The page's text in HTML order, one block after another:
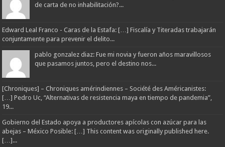
de carta de no inhabilitación?...
Edward Leal Franco - Caras de la Estafa: […] Fiscalía y Titeradas trabajarán
conjuntamente para prevenir el delito...
pablo gonzalez diaz: Fue mi novia y fueron años maravillosos
que pasamos juntos, pero el destino nos...
[Chroniques] – Chroniques amérindiennes – Société des Américanistes:
[…] Pedro Uc, “Alternativas de resistencia maya en tiempo de pandemia”,
19...
Gobierno del Estado apoya a productores apícolas con azúcar para las
abejas – México Posible: […] This content was originally published here.
[…]...